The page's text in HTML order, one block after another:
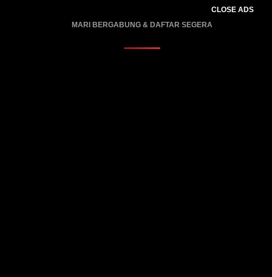
CLOSE ADS
MARI BERGABUNG & DAFTAR SEGERA